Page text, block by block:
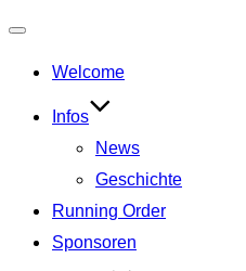
umschalten
Welcome
Infos
News
Geschichte
Running Order
Sponsoren